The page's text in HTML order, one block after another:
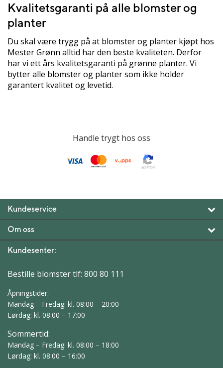
Kvalitetsgaranti på alle blomster og
planter
Du skal være trygg på at blomster og planter kjøpt hos
Mester Grønn alltid har den beste kvaliteten. Derfor
har vi ett års kvalitetsgaranti på grønne planter. Vi
bytter alle blomster og planter som ikke holder
garantert kvalitet og levetid.
Handle trygt hos oss
Kundeservice
Om oss
Kundesenter:
Bestille blomster tlf: 800 80 111
Åpningstider:
Mandag – Fredag: kl. 08:00 – 20:00
Lørdag: kl. 08:00 – 17:00
Sommertid:
Mandag – Fredag: kl. 08:00 – 18:00
Lørdag: kl. 08:00 – 16:00